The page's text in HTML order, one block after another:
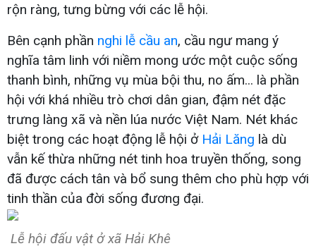
rộn ràng, tưng bừng với các lễ hội.
Bên cạnh phần nghi lễ cầu an, cầu ngư mang ý
nghĩa tâm linh với niềm mong ước một cuộc sống
thanh bình, những vụ mùa bội thu, no ấm... là phần
hội với khá nhiều trò chơi dân gian, đậm nét đặc
trưng làng xã và nền lúa nước Việt Nam. Nét khác
biệt trong các hoạt động lễ hội ở Hải Lăng là dù
vẫn kế thừa những nét tinh hoa truyền thống, song
đã được cách tân và bổ sung thêm cho phù hợp với
tinh thần của đời sống đương đại.
Lễ hội đấu vật ở xã Hải Khê